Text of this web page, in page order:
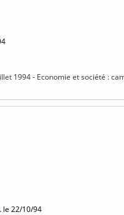
1994 - Economie et société :
le 22/10/94